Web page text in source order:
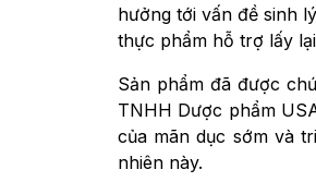
hưởng tới vấn đề sinh
thực phẩm hỗ trợ lấy
Sản phẩm đã được
TNHH Dược phẩm
của mãn dục sớm và
nhiên này.